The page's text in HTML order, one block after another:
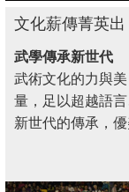
文化薪傳菁英
武學傳承新世代
武術文化的力與
量，足以超越語
新世代的傳承，